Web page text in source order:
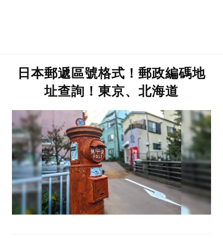
日本郵遞區號格式！郵政編碼地
址查詢！東京、北海道